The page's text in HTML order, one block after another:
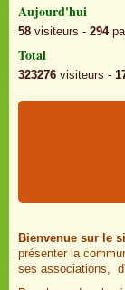
Aujourd'hui
58 visiteurs - 294
Total
323276 visiteurs -
Bienvenue sur le
présenter la
ses associations,